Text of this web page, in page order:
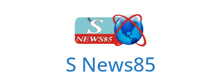
S News85